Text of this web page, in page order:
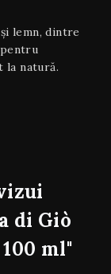
lemn, dintre
la natură.
di Giò
ml"